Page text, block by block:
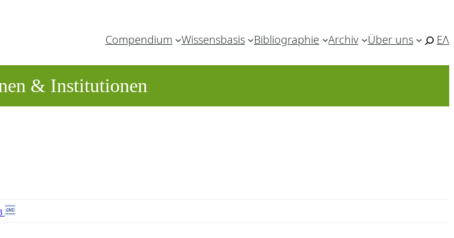
Compendium Wissensbasis Bibliographie Archiv Über uns ΕΛ
& Institutionen